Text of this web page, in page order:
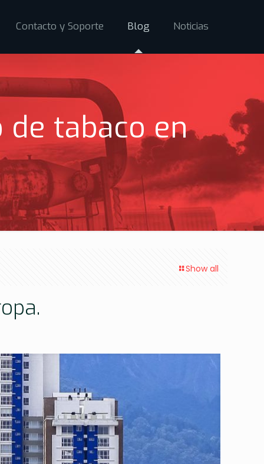
Contacto y Soporte Blog Noticias
tabaco en
Show all